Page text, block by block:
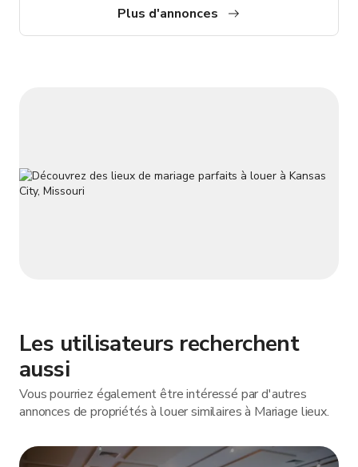
Reverie est idéal pour tous types de photographie -
Plus d'annonces
Les utilisateurs recherchent
aussi
Vous pourriez également être intéressé par d'autres
annonces de propriétés à louer similaires à Mariage lieux.